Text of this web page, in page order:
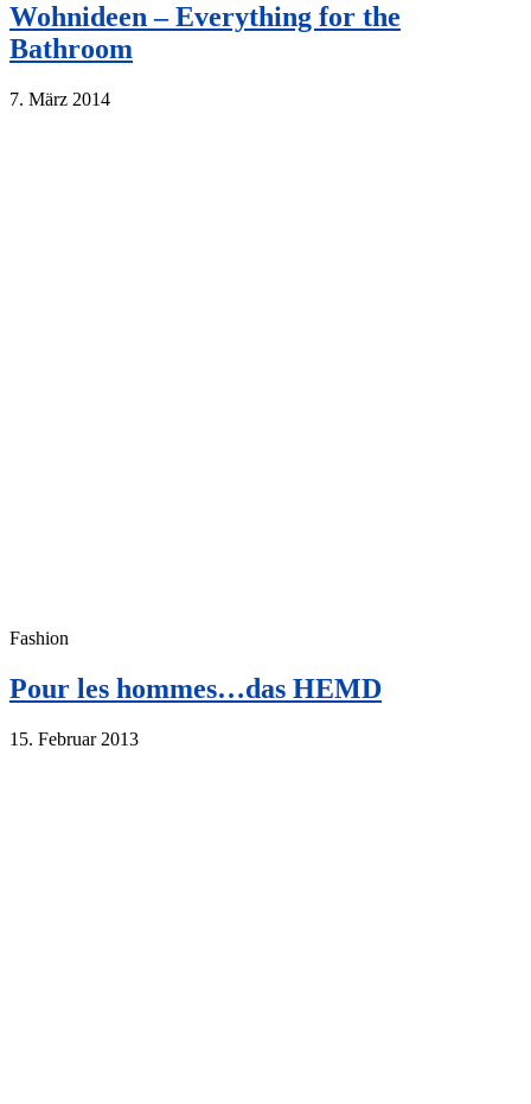
Wohnideen – Everything for the
Bathroom
7. März 2014
Fashion
Pour les hommes…das HEMD
15. Februar 2013